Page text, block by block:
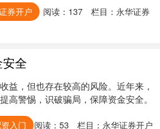
券开户 阅读： 137 栏目： 永华证券
全
益，但也存在较高的风险。近年来，
警惕，识破骗局，保障资金安全。
入门 阅读： 53 栏目： 永华证券开户